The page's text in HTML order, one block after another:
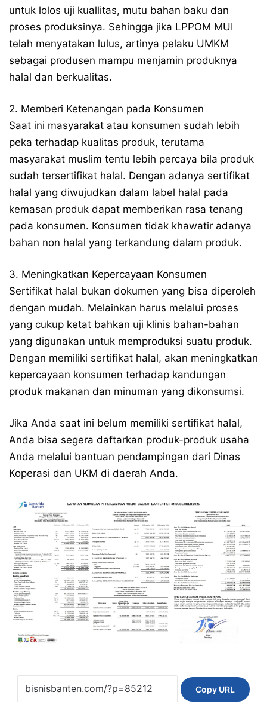
untuk lolos uji kuallitas, mutu bahan baku dan
proses produksinya. Sehingga jika LPPOM MUI
telah menyatakan lulus, artinya pelaku UMKM
sebagai produsen mampu menjamin produknya
halal dan berkualitas.
2. Memberi Ketenangan pada Konsumen
Saat ini masyarakat atau konsumen sudah lebih
peka terhadap kualitas produk, terutama
masyarakat muslim tentu lebih percaya bila produk
sudah tersertifikat halal. Dengan adanya sertifikat
halal yang diwujudkan dalam label halal pada
kemasan produk dapat memberikan rasa tenang
pada konsumen. Konsumen tidak khawatir adanya
bahan non halal yang terkandung dalam produk.
3. Meningkatkan Kepercayaan Konsumen
Sertifikat halal bukan dokumen yang bisa diperoleh
dengan mudah. Melainkan harus melalui proses
yang cukup ketat bahkan uji klinis bahan-bahan
yang digunakan untuk memproduksi suatu produk.
Dengan memiliki sertifikat halal, akan meningkatkan
kepercayaan konsumen terhadap kandungan
produk makanan dan minuman yang dikonsumsi.
Jika Anda saat ini belum memiliki sertifikat halal,
Anda bisa segera daftarkan produk-produk usaha
Anda melalui bantuan pendampingan dari Dinas
Koperasi dan UKM di daerah Anda.
Copy URL